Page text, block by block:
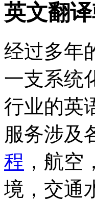
英文翻
经过多年
一支系统
行业的英
服务涉及
程 ，航空
境，交通